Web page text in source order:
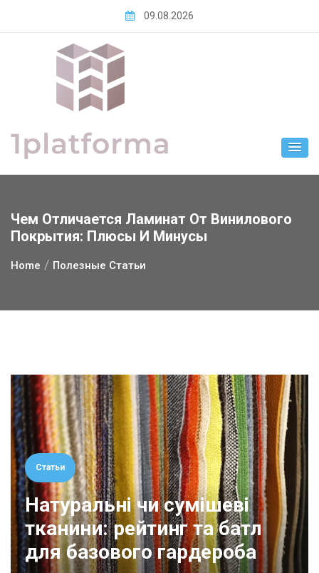
09.08.2026
Чем Отличается Ламинат От Винилового
Покрытия: Плюсы И Минусы
Home Полезные Статьи
Статьи
Натуральні чи сумішеві
тканини: рейтинг та батл
для базового гардероба